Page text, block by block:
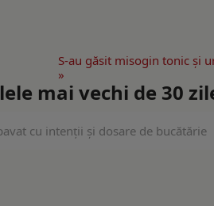
S-au găsit misogin tonic și
»
mai vechi de 30
cu intenții și dosare de bucătărie